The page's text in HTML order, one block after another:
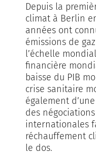
Depuis la
climat à Berlin
années ont
émissions de
l’échelle
financière
baisse du PIB
crise sanitaire
également
des
internationales
réchauffement
le dos.